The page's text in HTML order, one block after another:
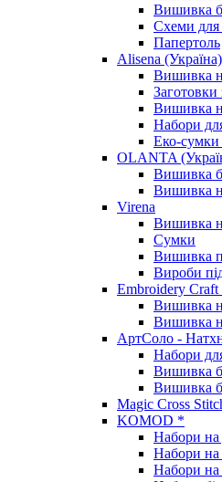
Вишивка
Схеми для
Папертоль
Alisena (Україна)
Вишивка
Вишивка
Набори
Еко-сумки
OLANTA
Вишивка
Вишивка
Virena
Вишивка
Сумки
Вишивка
Вироби
Embroidery Craft
Вишивка
Вишивка
АртСоло -
Набори
Вишивка
Вишивка
Magic Cross
KOMOD *
Набори на
Набори на
Набори на